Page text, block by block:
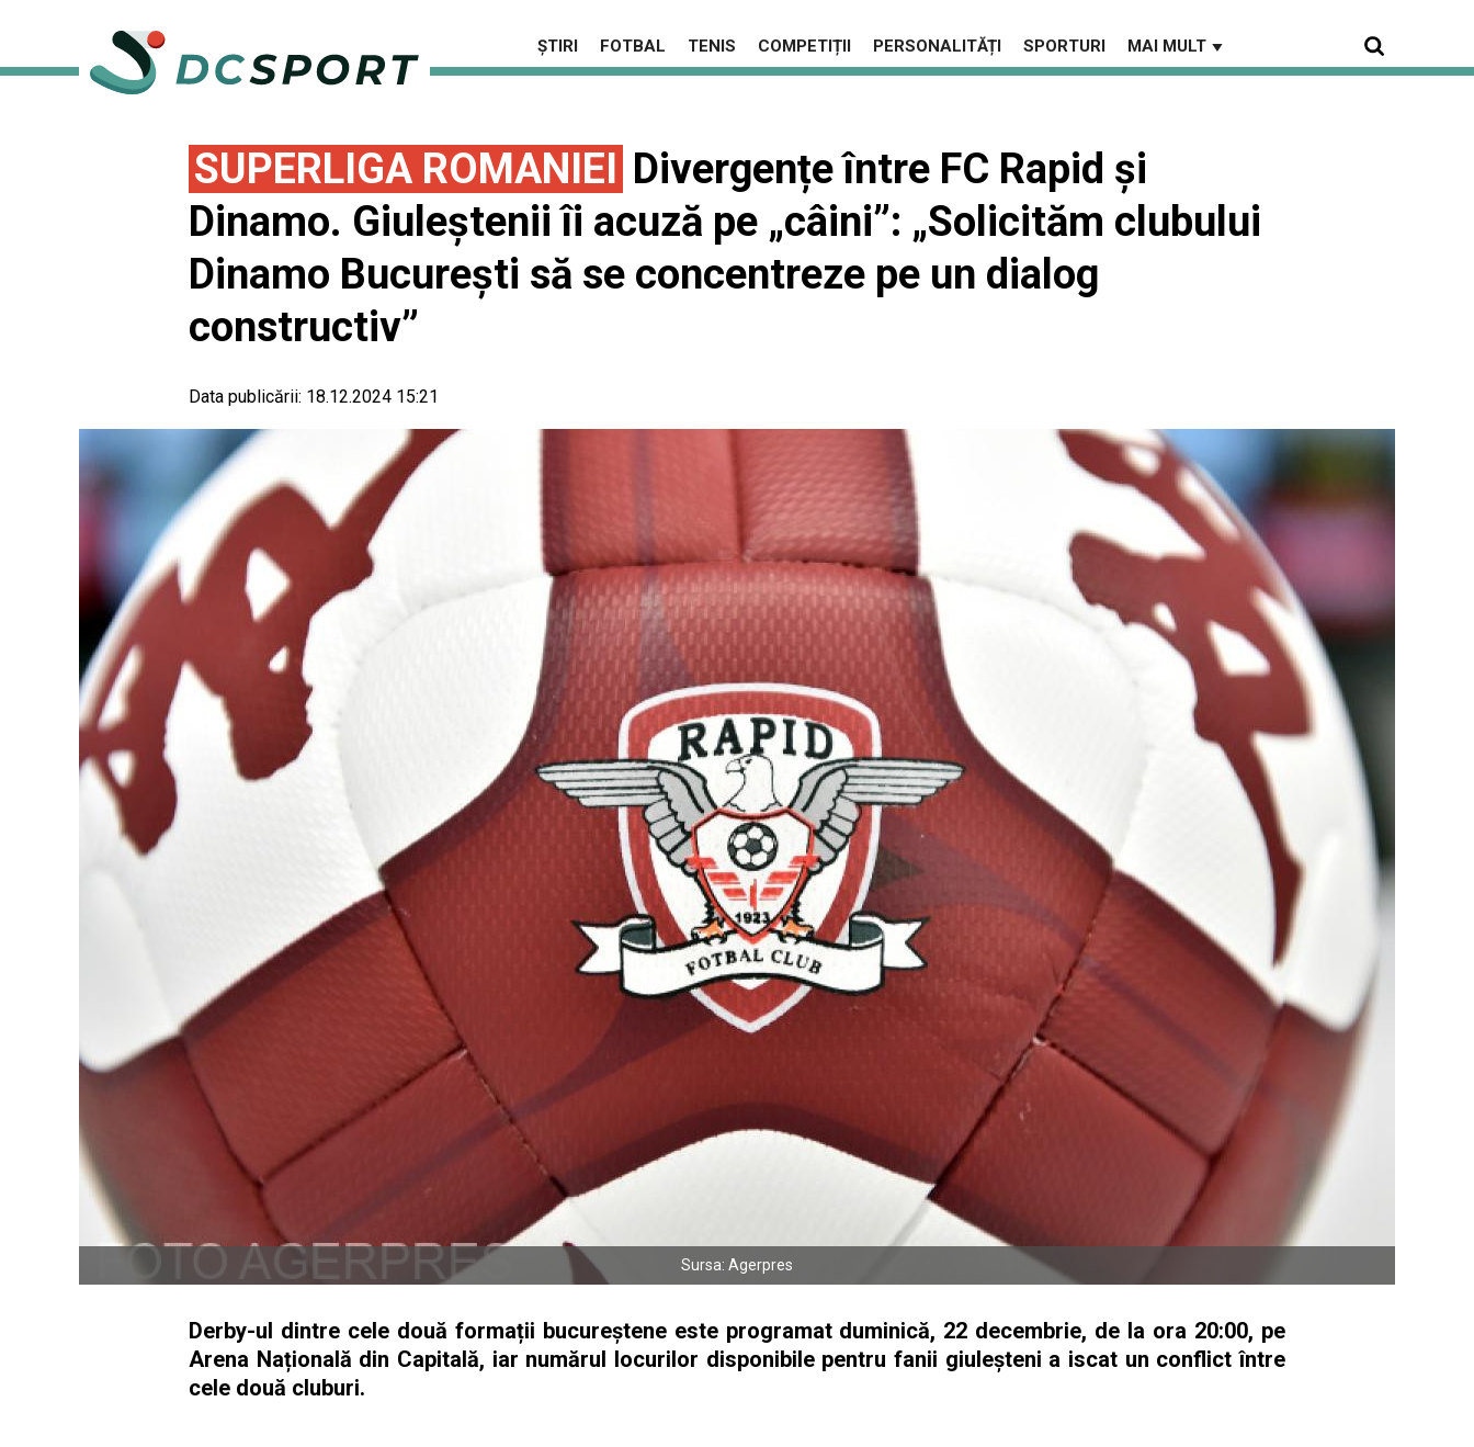
ȘTIRI FOTBAL TENIS COMPETIȚII PERSONALITĂȚI SPORTURI MAI MULT ▼
SUPERLIGA ROMANIEI Divergențe între FC Rapid și
Dinamo. Giuleștenii îi acuză pe „câini”: „Solicităm clubului
Dinamo București să se concentreze pe un dialog
constructiv”
Data publicării: 18.12.2024 15:21
Sursa: Agerpres
Derby-ul dintre cele două formații bucureștene este programat duminică, 22 decembrie, de la ora 20:00, pe
Arena Națională din Capitală, iar numărul locurilor disponibile pentru fanii giuleșteni a iscat un conflict între
cele două cluburi.